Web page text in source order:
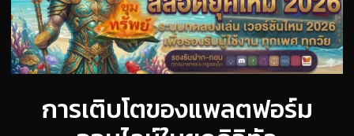
การเติบโตของแพลตฟอร์ม